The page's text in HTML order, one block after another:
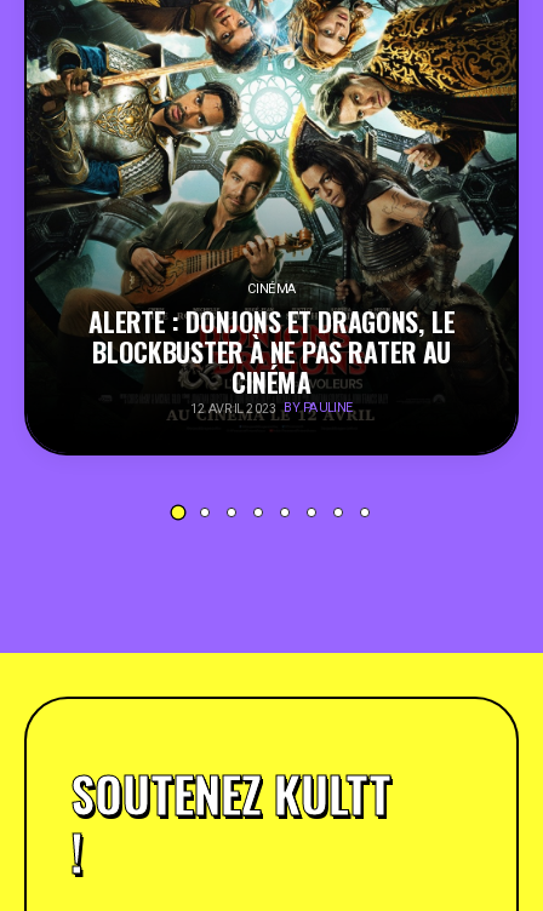
JEUX-VIDÉO
VINTAGE
PEOPLE
FOOD
BONS PLANS
SOUTENEZ KULTT
CINÉMA
ALERTE : DONJONS ET DRAGONS, LE
BLOCKBUSTER À NE PAS RATER AU
CINÉMA
12 AVRIL 2023 BY PAULINE
SOUTENEZ KULTT
!